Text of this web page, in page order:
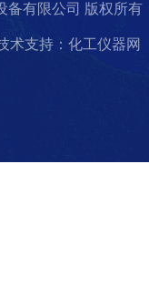
备有限公司 版权所有
术支持：化工仪器网